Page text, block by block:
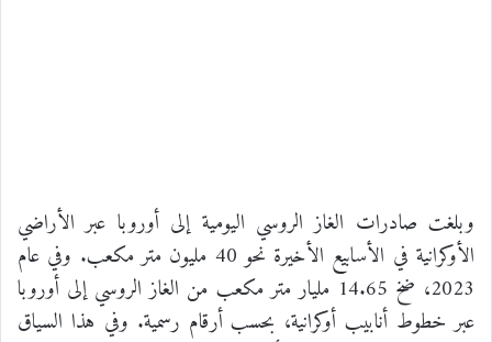
وبلغت صادرات الغاز الروسي اليومية إلى أوروبا عبر الأراضي
الأوكرانية في الأسابيع الأخيرة نحو 40 مليون متر مكعب. وفي عام
2023، ضخ 14.65 مليار متر مكعب من الغاز الروسي إلى أوروبا
عبر خطوط أنابيب أوكرانية، بحسب أرقام رسمية. وفي هذا السياق